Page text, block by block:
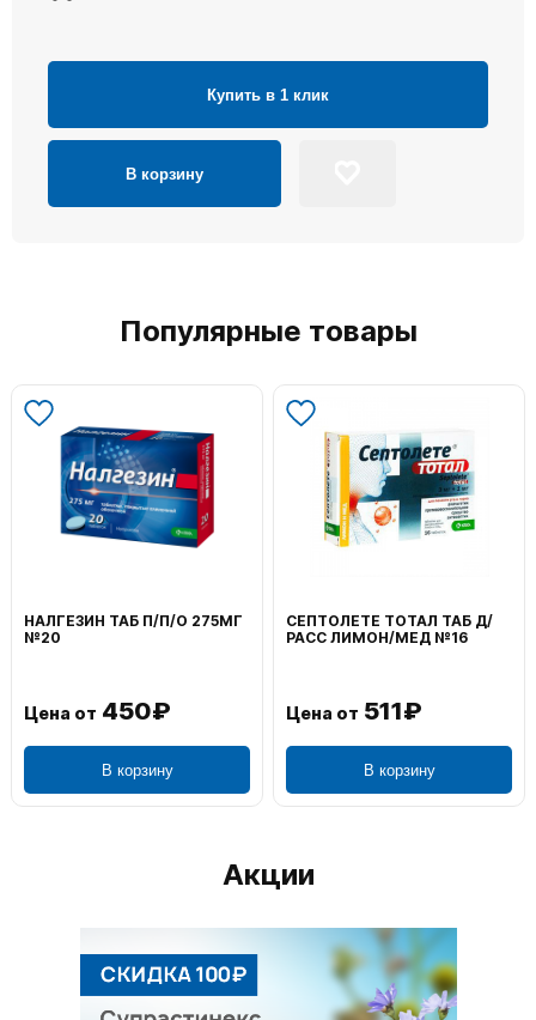
Купить в 1 клик
В корзину
Популярные товары
НАЛГЕЗИН ТАБ П/П/О 275МГ
№20
Цена от 450₽
В корзину
СЕПТОЛЕТЕ ТОТАЛ ТАБ Д/
РАСС ЛИМОН/МЕД №16
Цена от 511₽
В корзину
Акции